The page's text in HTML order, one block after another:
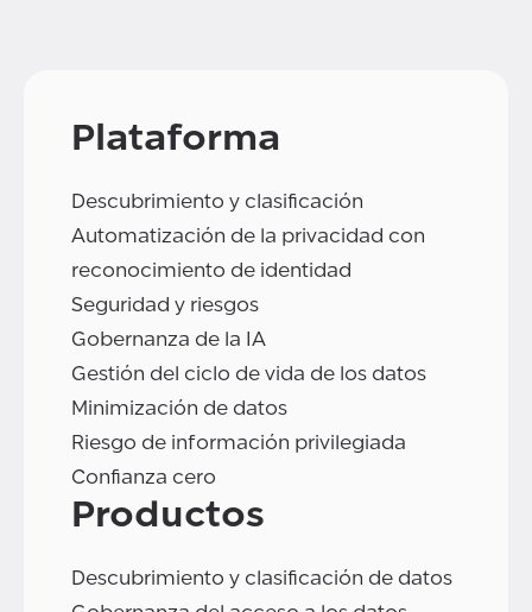
Plataforma
Descubrimiento y clasificación
Automatización de la privacidad con
reconocimiento de identidad
Seguridad y riesgos
Gobernanza de la IA
Gestión del ciclo de vida de los datos
Minimización de datos
Riesgo de información privilegiada
Confianza cero
Productos
Descubrimiento y clasificación de datos